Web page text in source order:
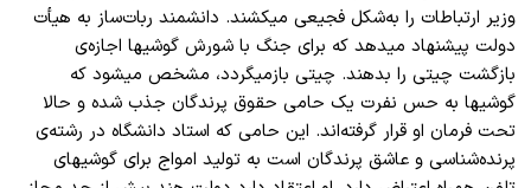
وزیر ارتباطات را بهشکل فجیعی میکشند. دانشمند رباتساز به هیأت
دولت پیشنهاد میدهد که برای جنگ با شورش گوشیها اجازهی
بازگشت چیتی را بدهند. چیتی بازمیگردد، مشخص میشود که
گوشیها به حس نفرت یک حامی حقوق پرندگان جذب شده و حالا
تحت فرمان او قرار گرفتهاند. این حامی که استاد دانشگاه در رشتهی
پرندهشناسی و عاشق پرندگان است به تولید امواج برای گوشیهای